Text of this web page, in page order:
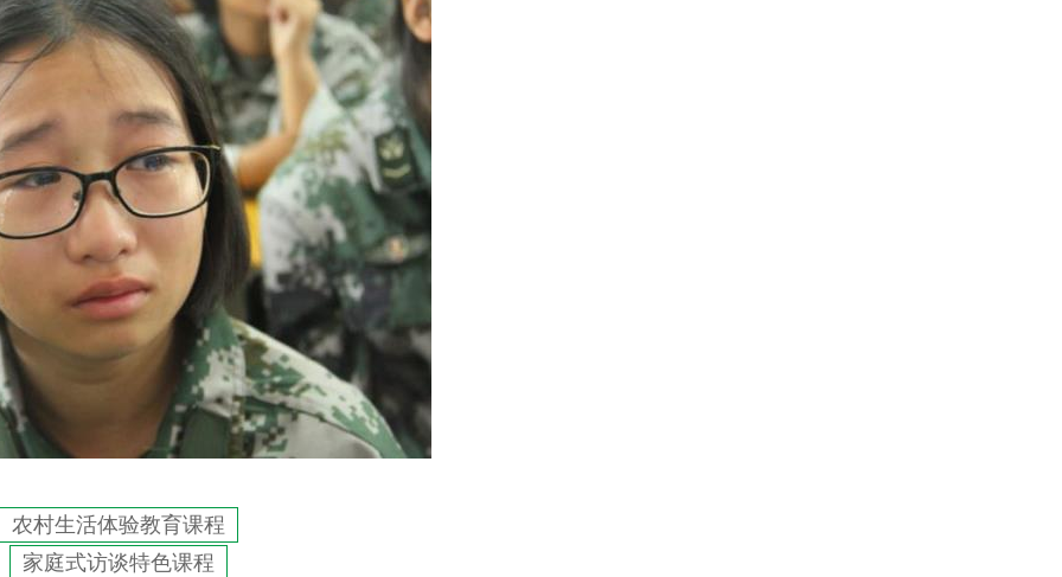
农村生活体验教育课程
家庭式访谈特色课程